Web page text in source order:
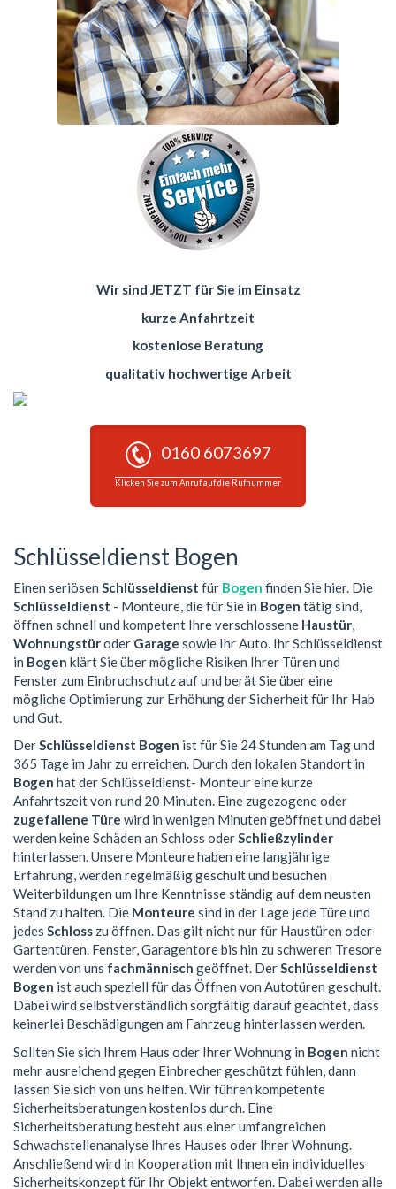
Wir sind JETZT für Sie im Einsatz
kurze Anfahrtzeit
kostenlose Beratung
qualitativ hochwertige Arbeit
0160 6073697
Klicken Sie zum Anruf auf die Rufnummer
Schlüsseldienst Bogen
Einen seriösen Schlüsseldienst für Bogen finden Sie hier. Die
Schlüsseldienst - Monteure, die für Sie in Bogen tätig sind,
öffnen schnell und kompetent Ihre verschlossene Haustür,
Wohnungstüroder Garage sowie Ihr Auto. Ihr Schlüsseldienst
in Bogen klärt Sie über mögliche Risiken Ihrer Türen und
Fenster zum Einbruchschutz auf und berät Sie über eine
mögliche Optimierung zur Erhöhung der Sicherheit für Ihr Hab
und Gut.
DerSchlüsseldienst Bogen ist für Sie 24 Stunden am Tag und
365 Tage im Jahr zu erreichen. Durch den lokalen Standort in
Bogen hat der Schlüsseldienst- Monteur eine kurze
Anfahrtszeit von rund 20 Minuten. Eine zugezogene oder
zugefallene Türe wird in wenigen Minuten geöffnet und dabei
werden keine Schäden an Schloss oderSchließzylinder
hinterlassen. Unsere Monteure haben eine langjährige
Erfahrung, werden regelmäßig geschult und besuchen
Weiterbildungen um Ihre Kenntnisse ständig auf dem neusten
Stand zu halten. Die Monteure sind in der Lage jede Türe und
jedes Schloss zu öffnen. Das gilt nicht nur für Haustüren oder
Gartentüren. Fenster, Garagentore bis hin zu schweren Tresore
werden von uns fachmännisch geöffnet. DerSchlüsseldienst
Bogen ist auch speziell für das Öffnen von Autotüren geschult.
Dabei wird selbstverständlich sorgfältig darauf geachtet, dass
keinerlei Beschädigungen am Fahrzeug hinterlassen werden.
Sollten Sie sich Ihrem Haus oder Ihrer Wohnung in Bogen nicht
mehr ausreichend gegen Einbrecher geschützt fühlen, dann
lassen Sie sich von uns helfen. Wir führen kompetente
Sicherheitsberatungen kostenlos durch. Eine
Sicherheitsberatung besteht aus einer umfangreichen
Schwachstellenanalyse Ihres Hauses oder Ihrer Wohnung.
Anschließend wird in Kooperation mit Ihnen ein individuelles
Sicherheitskonzept für Ihr Objekt entworfen. Dabei werden alle